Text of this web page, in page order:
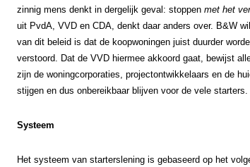
zinnig mens denkt in dergelijk geval: stoppen met het
uit PvdA, VVD en CDA, denkt daar anders over. B&W
van dit beleid is dat de koopwoningen juist duurder
verstoord. Dat de VVD hiermee akkoord gaat, bewijst
zijn de woningcorporaties, projectontwikkelaars en de
stijgen en dus onbereikbaar blijven voor de vele
Systeem
Het systeem van starterslening is gebaseerd op het